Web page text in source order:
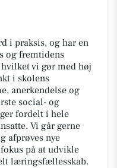
i praksis, og har en
og fremtidens
vi gør med høj
i skolens
anerkendelse og
social- og
fordelt i hele
Vi går gerne
afprøves nye
på at udvikle
læringsfællesskab.